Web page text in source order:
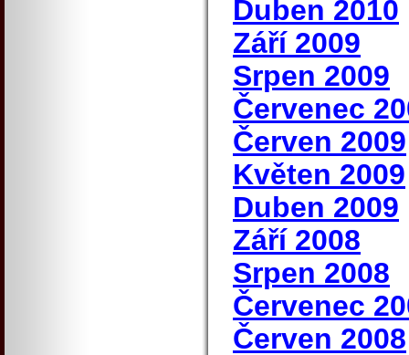
Duben 2010
Září 2009
Srpen 2009
Červenec
Červen 2009
Květen 2009
Duben 2009
Září 2008
Srpen 2008
Červenec
Červen 2008